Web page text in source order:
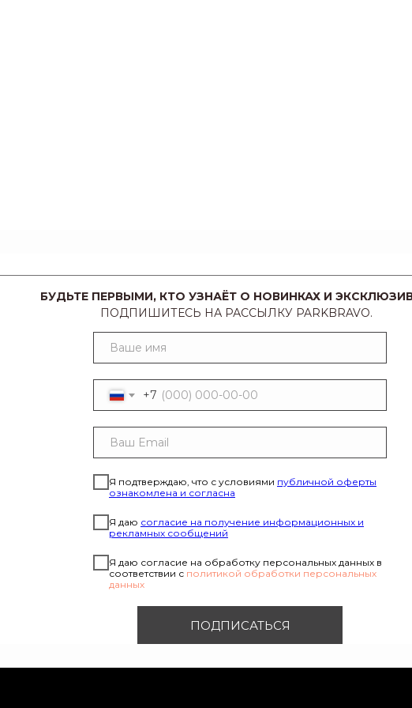
+7
Я подтверждаю, что с условиями публичной оферты
ознакомлена и согласна
Я даю согласие на получение информационных и
рекламных сообщений
Я даю согласие на обработку персональных данных в
соответствии с политикой обработки персональных
данных
ПОДПИСАТЬСЯ
БУДЬТЕ ПЕРВЫМИ, КТО УЗНАЁТ О НОВИНКАХ И
ПОДПИШИТЕСЬ НА РАССЫЛКУ PARKBRAVO.